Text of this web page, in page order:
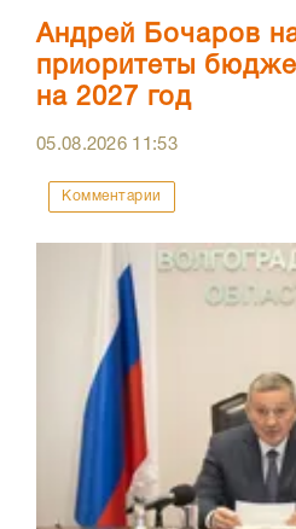
Андрей Бочаров
приоритеты
на 2027 год
05.08.2026 11:53
Комментарии